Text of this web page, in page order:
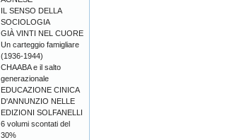
IL SENSO DELLA
SOCIOLOGIA
GIÀ VINTI NEL CUORE
Un carteggio famigliare
(1936-1944)
CHAABA e il salto
generazionale
EDUCAZIONE CINICA
D'ANNUNZIO NELLE
EDIZIONI SOLFANELLI
6 volumi scontati del
30%